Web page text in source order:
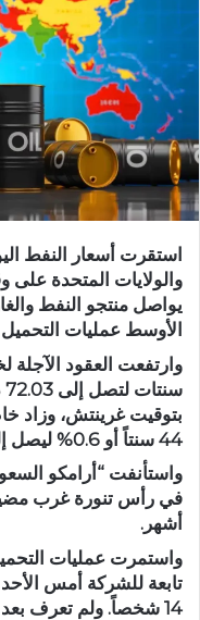
استقرت أسعار النفط
والولايات المتحدة على
يواصل منتجو النفط
الأوسط عمليات
وارتفعت العقود الآجلة
بتوقيت غرينتش، وزاد
44 سنتاً أو 0.6% ليصل إلى 69.67 دولار للبرميل.
واستأنفت “أرامكو
في رأس تنورة غرب
أشهر.
واستمرت عمليات
تابعة للشركة أمس
14 شخصاً. ولم تعرف بعد أسباب تحطمها.